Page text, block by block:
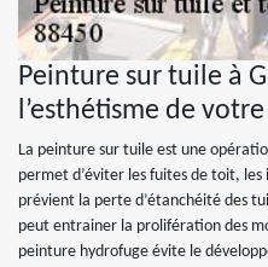
Peinture sur tuile à
l’esthétisme de
La peinture sur tuile est une
permet d’éviter les fuites de toit,
prévient la perte d’étanchéité des
peut entrainer la prolifération des
peinture hydrofuge évite le